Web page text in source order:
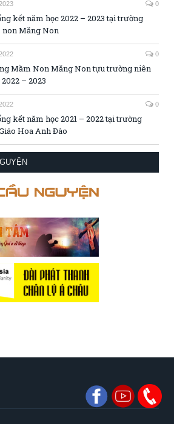
0
kết năm học 2022 – 2023 tại trường
non Măng Non
0
Mầm Non Măng Non tựu trường niên
– 2023
0
kết năm học 2021 – 2022 tại trường
Hoa Anh Đào